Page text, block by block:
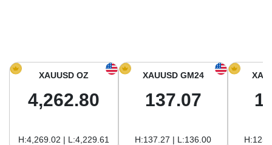
Prix de l’or aujourd’hui en Amérique du Sud
XAUUSD OZ
4,262.80
H:4,269.02 | L:4,229.61
XAUUSD GM24
137.07
H:137.27 | L:136.00